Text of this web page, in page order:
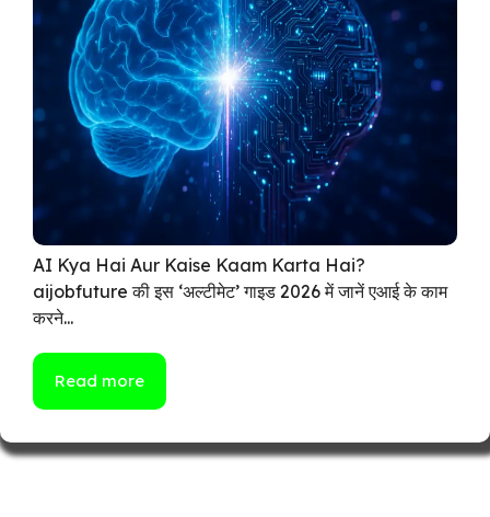
AI Kya Hai Aur Kaise Kaam Karta Hai?
aijobfuture की इस ‘अल्टीमेट’ गाइड 2026 में जानें एआई के काम
करने...
Read more